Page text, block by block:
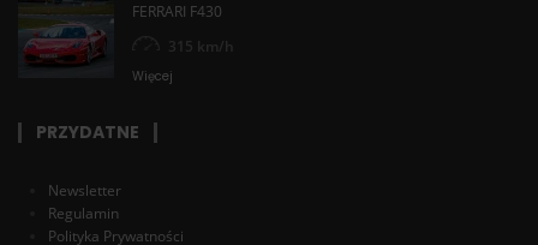
FERRARI F430
315 km/h
Więcej
PRZYDATNE
Newsletter
Regulamin
Polityka Prywatności